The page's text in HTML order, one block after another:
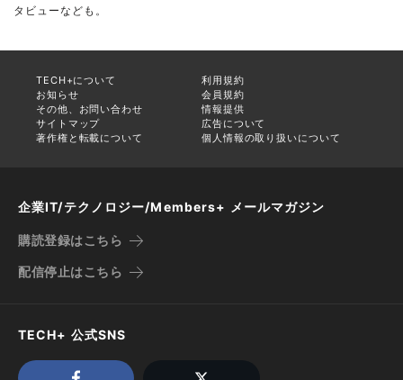
タビューなども。
TECH+について
利用規約
お知らせ
会員規約
その他、お問い合わせ
情報提供
サイトマップ
広告について
著作権と転載について
個人情報の取り扱いについて
企業IT/テクノロジー/Members+ メールマガジン
購読登録はこちら
配信停止はこちら
TECH+ 公式SNS